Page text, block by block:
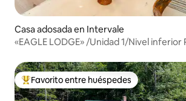
Casa adosada en Intervale
«EAGLE LODGE» /Unidad 1/Nivel inferior
De los mejores en Favorito entre
Favorito entre huéspedes